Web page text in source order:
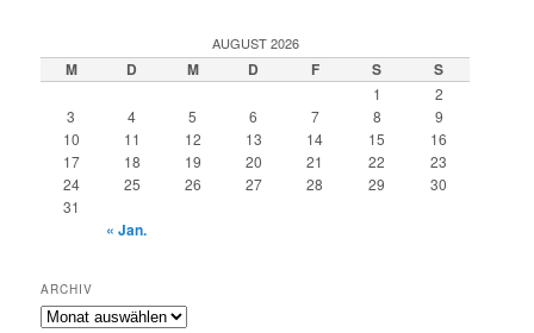
AUGUST 2026
M D M D F S S
1
2
3
4 5 6 7 8
9
10
11 12 13 14 15
16
17
18 19 20 21 22
23
24
25 26 27 28 29
30
31
« Jan.
ARCHIV
Archiv